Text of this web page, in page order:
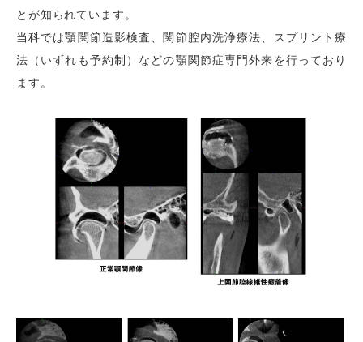
とが知られています。
当科では顎関節造影検査、関節腔内洗浄療法、スプリント療
法（いずれも予約制）などの顎関節症専門外来を行っており
ます。